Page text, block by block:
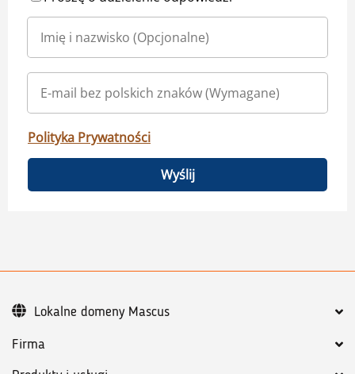
Polityka Prywatności
Wyślij
Firma
Lokalne domeny Mascus